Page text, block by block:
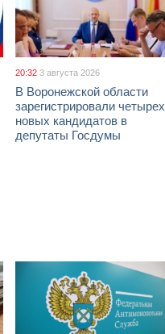
20:32 3 августа 2026
В Воронежской области
зарегистрировали четырех
новых кандидатов в
депутаты Госдумы